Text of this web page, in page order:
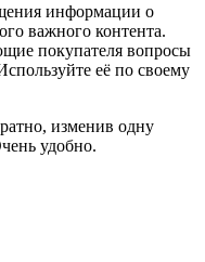
информации о
важного контента.
покупателя вопросы
её по своему
изменив одну
удобно.